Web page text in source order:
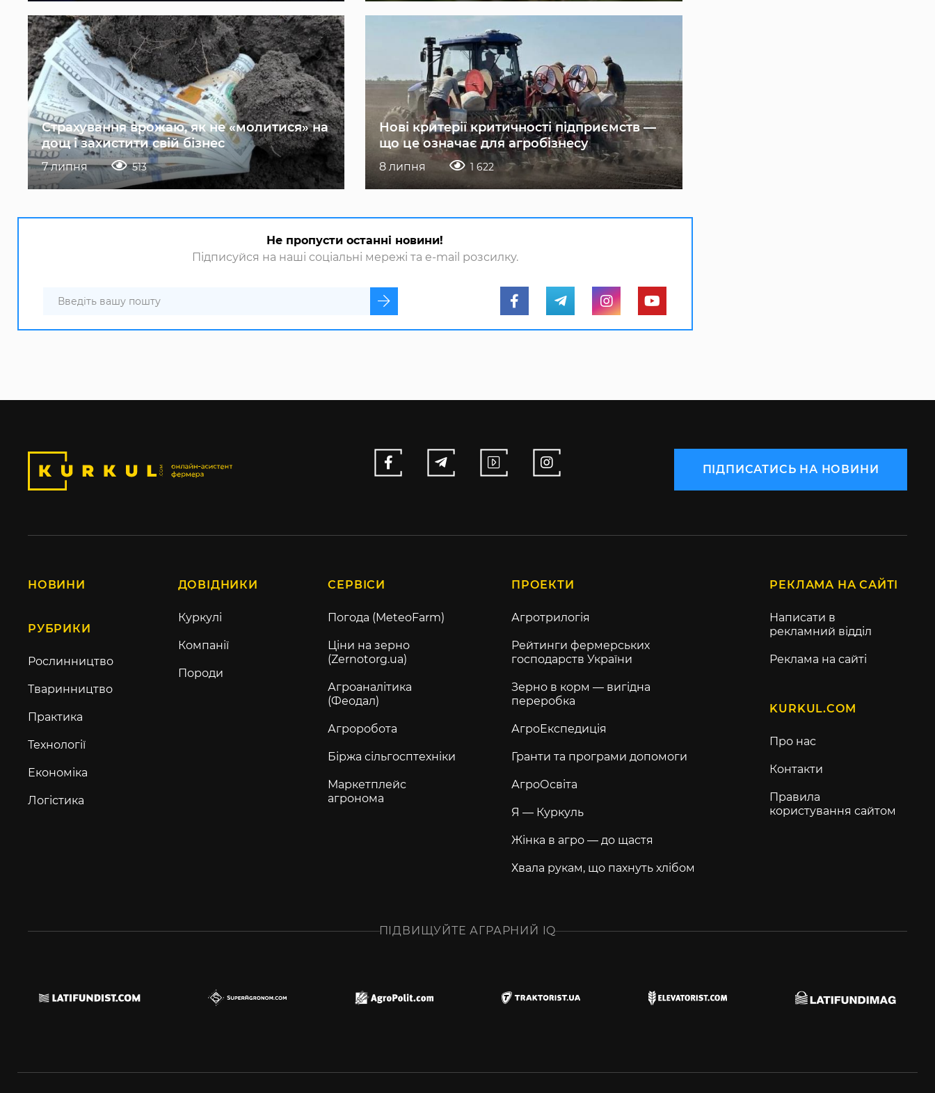
Страхування врожаю, як не «молитися» на
дощ і захистити свій бізнес
7 липня 513
Нові критерії критичності підприємств —
що це означає для агробізнесу
8 липня 1 622
Не пропусти останні новини!
Підписуйся на наші соціальні мережі та e-mail розсилку.
ПІДПИСАТИСЬ НА НОВИНИ
НОВИНИ
РУБРИКИ
Рослинництво
Тваринництво
Практика
Технології
Економіка
Логістика
ДОВІДНИКИ
Куркулі
Компанії
Породи
СЕРВІСИ
Погода (MeteoFarm)
Ціни на зерно
(Zernotorg.ua)
Агроаналітика
(Феодал)
Агроробота
Біржа сільгосптехніки
Маркетплейс
агронома
ПРОЕКТИ
Агротрилогія
Рейтинги фермерських
господарств України
Зерно в корм — вигідна
переробка
АгроЕкспедиція
Гранти та програми допомоги
АгроОсвіта
Я — Куркуль
Жінка в агро — до щастя
Хвала рукам, що пахнуть хлібом
РЕКЛАМА НА САЙТІ
Написати в
рекламний відділ
Реклама на сайті
KURKUL.COM
Про нас
Контакти
Правила
користування сайтом
ПІДВИЩУЙТЕ АГРАРНИЙ IQ